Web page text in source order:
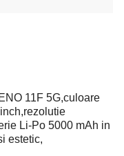
11F 5G,culoare
Li-Po 5000 mAh in
estetic,